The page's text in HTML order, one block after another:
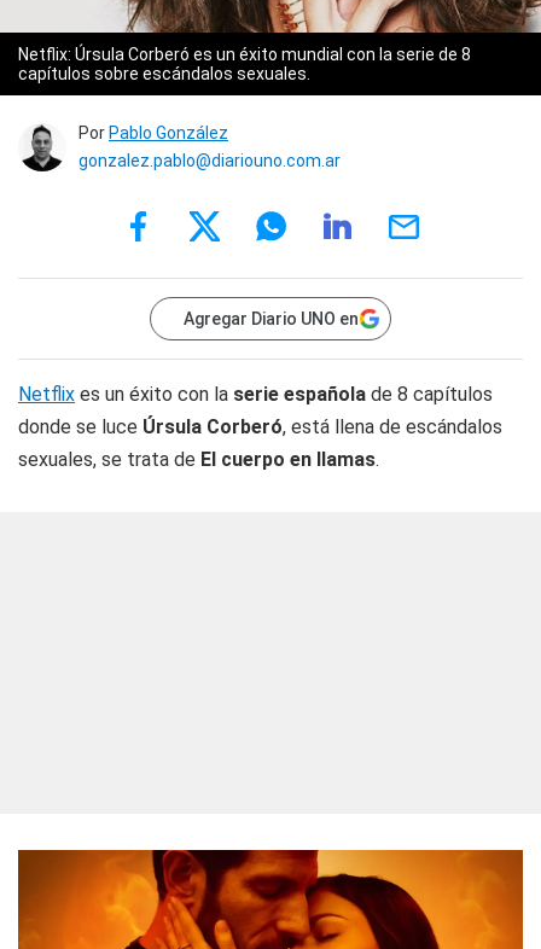
Netflix: Úrsula Corberó es un éxito mundial con la serie de 8
capítulos sobre escándalos sexuales.
Por Pablo González
gonzalez.pablo@diariouno.com.ar
Agregar Diario UNO en
Netflix es un éxito con la serie española de 8 capítulos
donde se luce Úrsula Corberó, está llena de escándalos
sexuales, se trata de El cuerpo en llamas.